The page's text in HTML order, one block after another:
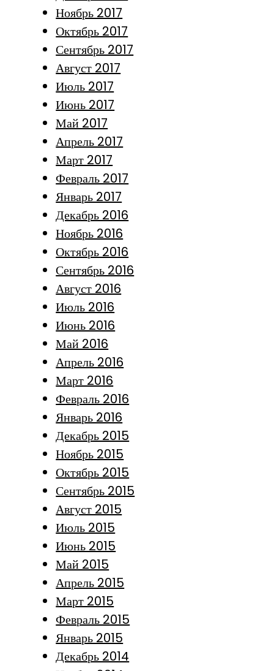
Ноябрь 2017
Октябрь 2017
Сентябрь 2017
Август 2017
Июль 2017
Июнь 2017
Май 2017
Апрель 2017
Март 2017
Февраль 2017
Январь 2017
Декабрь 2016
Ноябрь 2016
Октябрь 2016
Сентябрь 2016
Август 2016
Июль 2016
Июнь 2016
Май 2016
Апрель 2016
Март 2016
Февраль 2016
Январь 2016
Декабрь 2015
Ноябрь 2015
Октябрь 2015
Сентябрь 2015
Август 2015
Июль 2015
Июнь 2015
Май 2015
Апрель 2015
Март 2015
Февраль 2015
Январь 2015
Декабрь 2014